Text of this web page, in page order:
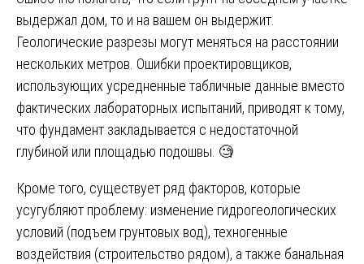
выдержал дом, то и на вашем он выдержит.
Геологические разрезы могут меняться на расстоянии
нескольких метров. Ошибки проектировщиков,
использующих усредненные табличные данные вместо
фактических лабораторных испытаний, приводят к тому,
что фундамент закладывается с недостаточной
глубиной или площадью подошвы. 🧐
Кроме того, существует ряд факторов, которые
усугубляют проблему: изменение гидрогеологических
условий (подъем грунтовых вод), техногенные
воздействия (строительство рядом), а также банальная